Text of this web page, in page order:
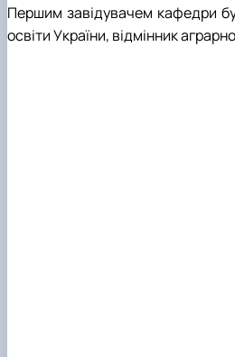
Першим завідувачем кафедри
освіти України, відмінник